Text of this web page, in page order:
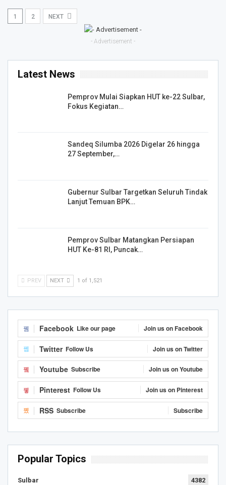
1 2 NEXT
- Advertisement -
Latest News
Pemprov Mulai Siapkan HUT ke-22 Sulbar,
Fokus Kegiatan…
Sandeq Silumba 2026 Digelar 26 hingga
27 September,…
Gubernur Sulbar Targetkan Seluruh Tindak
Lanjut Temuan BPK…
Pemprov Sulbar Matangkan Persiapan
HUT Ke-81 RI, Puncak…
PREV NEXT 1 of 1,521
Facebook Like our page Join us on Facebook
Twitter Follow Us Join us on Twitter
Youtube Subscribe Join us on Youtube
Pinterest Follow Us Join us on Pinterest
RSS Subscribe Subscribe
Popular Topics
Sulbar 4382